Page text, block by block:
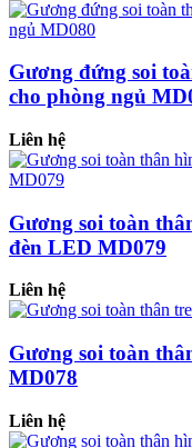
Gương đứng soi
cho phòng ngủ
Liên hệ
Gương soi toàn
đèn LED MD079
Liên hệ
Gương soi toàn
MD078
Liên hệ